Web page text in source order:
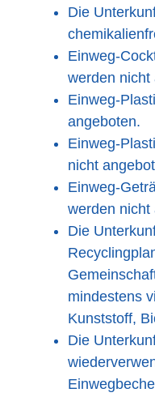
Die
Einweg-
werden nicht
Einweg-
angeboten.
Einweg-
nicht
Einweg-
werden nicht
Die
mindestens
Kunststoff,
Die